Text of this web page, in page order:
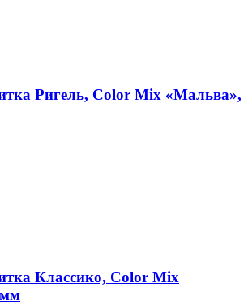
Ригель, Color Mix «Мальва»,
Классико, Color Mix